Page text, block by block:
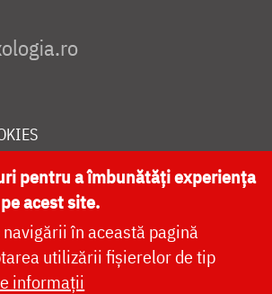
PENTRU CATEDRALA NAȚIONALĂ
pentru a îmbunătăți experiența
acest site.
în această pagină
utilizării fișierelor de tip
informații